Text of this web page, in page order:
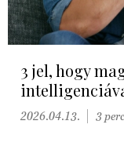
3 jel, hogy
2026.04.13. 3